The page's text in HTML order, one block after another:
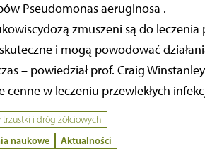
Pseudomonas aeruginosa .
zmuszeni są do
i mogą powodować
– powiedział prof. Craig
cenne w leczeniu przewlekłych
i dróg żółciowych
naukowe Aktualności